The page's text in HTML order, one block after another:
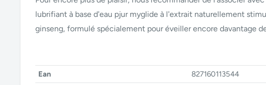
lubrifiant à base d'eau pjur myglide à l'extrait naturellement
ginseng, formulé spécialement pour éveiller encore davantage
Ean
827160113544